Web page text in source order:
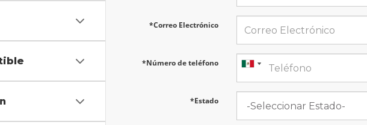
*Correo Electrónico
*Número de teléfono
*Estado